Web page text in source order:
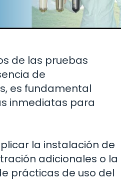
de las pruebas
de
es fundamental
inmediatas para
la instalación de
adicionales o la
prácticas de uso del